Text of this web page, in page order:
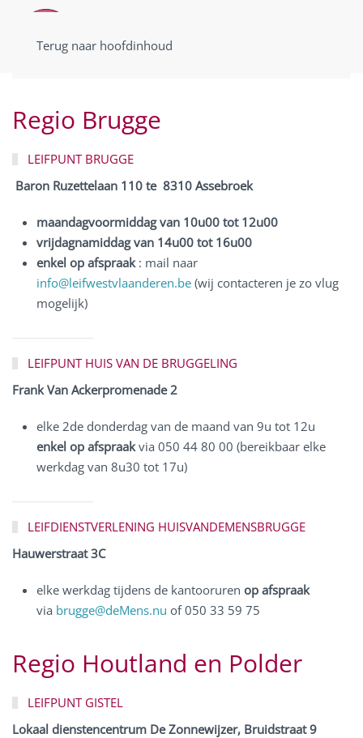
Terug naar hoofdinhoud
Regio Brugge
LEIFPUNT BRUGGE
Baron Ruzettelaan 110 te 8310 Assebroek
maandagvoormiddag van 10u00 tot 12u00
vrijdagnamiddag van 14u00 tot 16u00
enkel op afspraak: mail naar
info@leifwestvlaanderen.be (wij contacteren je zo vlug
mogelijk)
LEIFPUNT HUIS VAN DE BRUGGELING
Frank Van Ackerpromenade 2
elke 2de donderdag van de maand van 9u tot 12u
enkel op afspraakvia 050 44 80 00 (bereikbaar elke
werkdag van 8u30 tot 17u)
LEIFDIENSTVERLENING HUISVANDEMENSBRUGGE
Hauwerstraat 3C
elke werkdag tijdens de kantooruren op afspraak
via brugge@deMens.nu of 050 33 59 75
Regio Houtland en Polder
LEIFPUNT GISTEL
Lokaal dienstencentrum De Zonnewijzer, Bruidstraat 9